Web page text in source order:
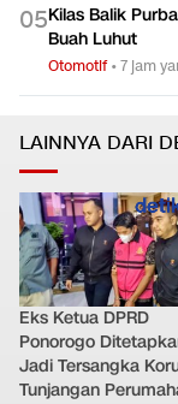
05Kilas Balik
Buah Luhut
Otomotif•7 jam
LAINNYA DARI
Eks Ketua DPRD
Ponorogo
Jadi Tersangka
Tunjangan